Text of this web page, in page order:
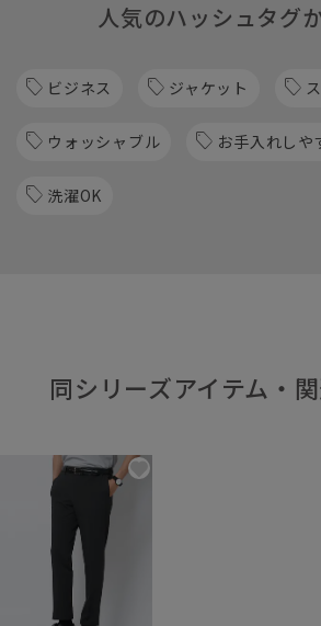
人気のハッシュタグ
ビジネス ジャケット
ウォッシャブル お手入れしや
洗濯OK
同シリーズアイテム・